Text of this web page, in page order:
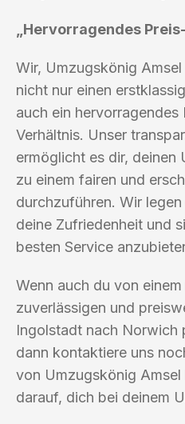
„Hervorragendes
Wir, Umzugskönig
nicht nur einen
auch ein
Verhältnis. Unser
ermöglicht es dir, deinen
zu einem fairen und
durchzuführen. Wir
deine Zufriedenheit und
besten Service
Wenn auch du von
zuverlässigen und
Ingolstadt nach Norwich
dann kontaktiere uns
von Umzugskönig
darauf, dich bei deinem